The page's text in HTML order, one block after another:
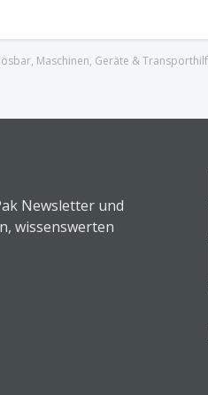
Maschinen, Geräte &
Newsletter und
wissenswerten